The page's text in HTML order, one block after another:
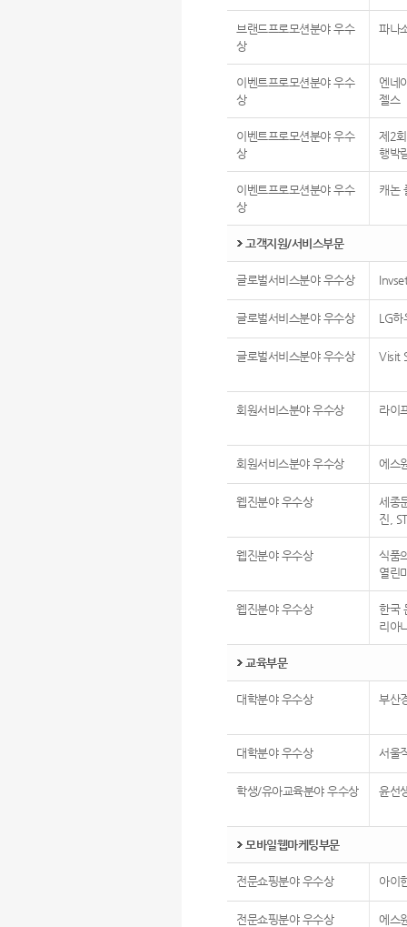
브랜드프로모션분야 우수
상
파나
이벤트프로모션분야 우수
상
엔네
젤스
이벤트프로모션분야 우수
상
제2
행박
이벤트프로모션분야 우수
상
캐논
고객지원/서비스부문
글로벌서비스분야 우수상
글로벌서비스분야 우수상 LG하
글로벌서비스분야 우수상 Visit
회원서비스분야 우수상 라이
회원서비스분야 우수상 에스
웹진분야 우수상
세종
진,
웹진분야 우수상
식품
열린
웹진분야 우수상
한국
리아
교육부문
대학분야 우수상 부산
대학분야 우수상 서울
학생/유아교육분야 우수상 윤선
모바일웹마케팅부문
전문쇼핑분야 우수상 아이
전문쇼핑분야 우수상
에스